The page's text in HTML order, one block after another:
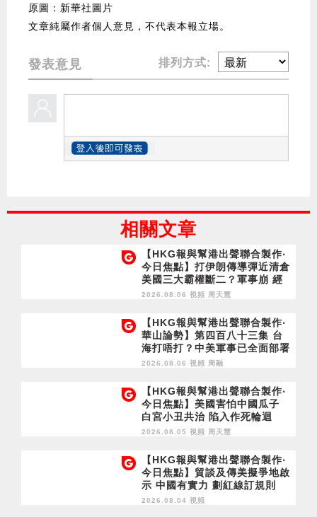
原圖：新華社圖片
文章純屬作者個人意見，不代表本報立場。
發表意見 排列方式:
相關文章
【HKG報與幫港出聲聯合製作‧
今日焦點】打伊朗傳導彈近清倉
美國三大霸權斷二？軍事崩 經
濟損
2026.08.06 視頻 周天慧
【HKG報與幫港出聲聯合製作‧
華山論勢】第四百八十三集 台
海打唔打？中美軍事已全面部署
2028年1月台灣選舉是臨界點？
2026.08.06 視頻 周融
【HKG報與幫港出聲聯合製作‧
今日焦點】美國害怕中國瓜子
白宮小丑共治 陷入作死輪迴
2026.08.05 視頻 周天慧
【HKG報與幫港出聲聯合製作‧
今日焦點】貿談及傳美擬爭地啟
示 中國有實力 劃紅線訂規則
2026.08.04 視頻